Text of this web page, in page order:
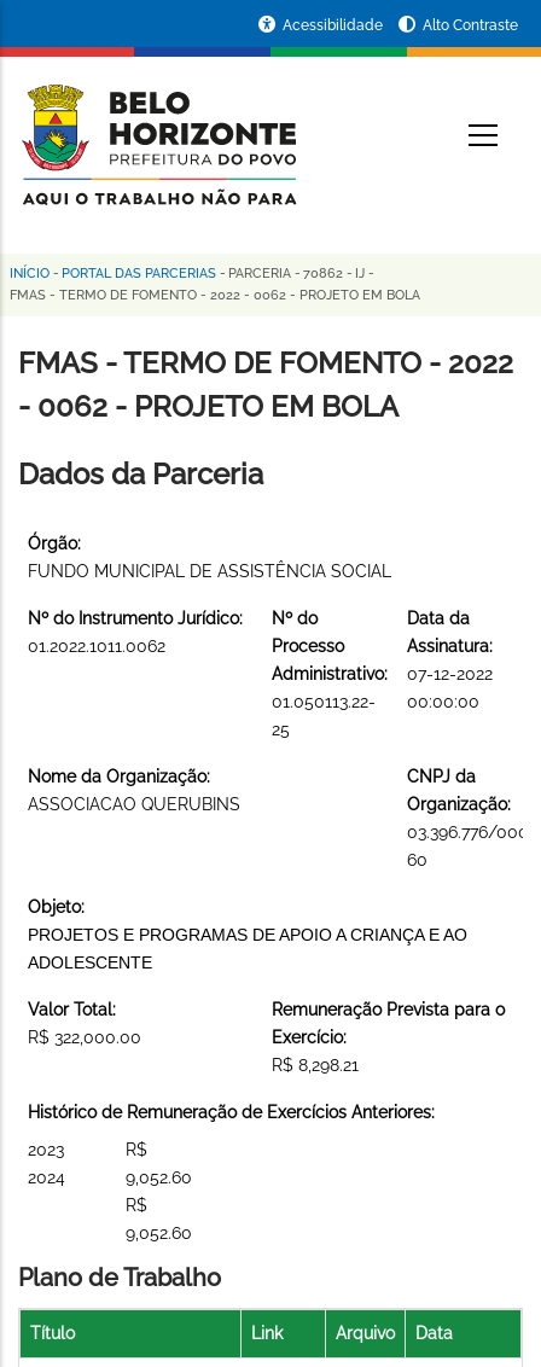
conteúdo
principal
da
Prefeitura
de
Horizonte
Acessibilidade Alto Contraste
Trilha
navegação
INÍCIO - PORTAL DAS PARCERIAS - PARCERIA - 70862 - IJ -
FMAS - TERMO DE FOMENTO - 2022 - 0062 - PROJETO EM BOLA
FMAS - TERMO DE FOMENTO - 2022
- 0062 - PROJETO EM BOLA
Dados da Parceria
Órgão:
FUNDO MUNICIPAL DE ASSISTÊNCIA SOCIAL
Nº do Instrumento Jurídico:
01.2022.1011.0062
Nº do
Processo
Administrativo:
01.050113.22-
25
Data da
Assinatura:
07-12-2022
00:00:00
Nome da Organização:
ASSOCIACAO QUERUBINS
CNPJ da
Organização:
03.396.776/
60
Objeto:
PROJETOS E PROGRAMAS DE APOIO A CRIANÇA E AO
ADOLESCENTE
Valor Total:
R$ 322,000.00
Remuneração Prevista para o
Exercício:
R$ 8,298.21
Histórico de Remuneração de Exercícios Anteriores:
2023
2024
R$
9,052.60
R$
9,052.60
Plano de Trabalho
Título Link Arquivo Data